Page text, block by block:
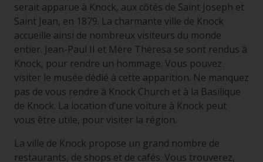
serait apparue à Knock, aux côtés de Saint Joseph et
Saint Jean, en 1879. La charmante ville de Knock
accueille ainsi de nombreux visiteurs du monde
entier. Jean-Paul II et Mère Théresa se sont rendus à
Knock, pour rendre un hommage. Vous pouvez
visiter le musée dédié à cette apparition. Ne manquez
pas de vous rendre à Knock Church et à la Basilique
de Knock. La location d’une voiture à Knock peut
vous être utile, pour visiter la région.
La ville de Knock propose un grand nombre de
restaurants, de shops et de cafés. Vous trouverez,